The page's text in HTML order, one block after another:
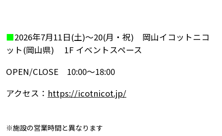
■2026年7月11日(土)～20(月・祝) 岡山イコットニコ
ット(岡山県) 1F イベントスペース
OPEN/CLOSE 10:00～18:00
アクセス： https://icotnicot.jp/
※施設の営業時間と異なります